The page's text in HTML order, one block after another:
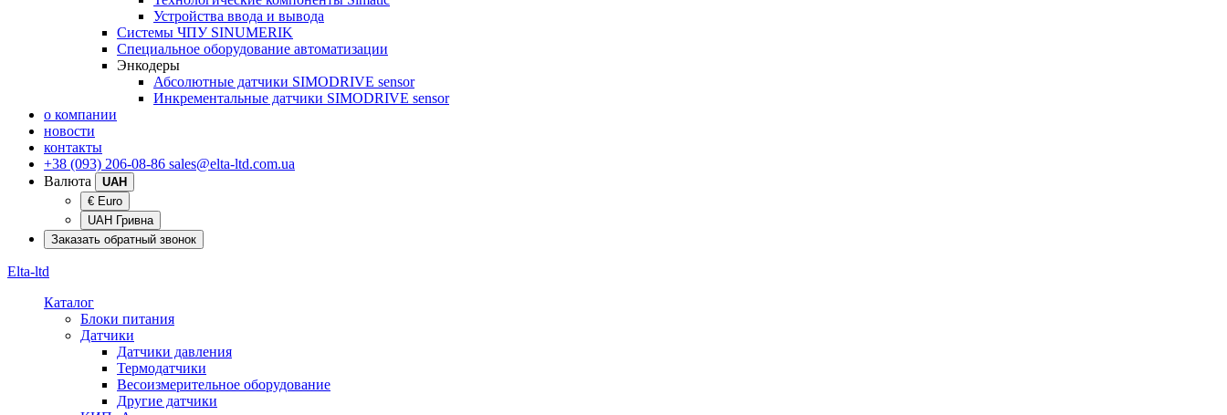
Устройства ввода и вывода
Системы ЧПУ SINUMERIK
Специальное оборудование автоматизации
Энкодеры
Абсолютные датчики SIMODRIVE sensor
Инкрементальные датчики SIMODRIVE sensor
о компании
новости
контакты
+38 (093) 206-08-86 sales@elta-ltd.com.ua
Валюта
UAH
€ Euro
UAH Гривна
Заказать обратный звонок
Elta-ltd
Каталог
Блоки питания
Датчики
Датчики давления
Термодатчики
Весоизмерительное оборудование
Другие датчики